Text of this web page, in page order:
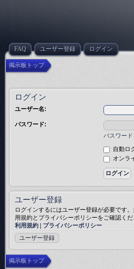
FAQ ユーザー登録 ログイン
掲示板トップ
ログイン
ユーザー名:
パスワード:
パスワー
自動ロ
オンラ
ユーザー登録
ログインするにはユーザー登録が必要です
用規約とプライバシーポリシーをご確認く
利用規約
プライバシーポリシー
ユーザー登録
掲示板トップ